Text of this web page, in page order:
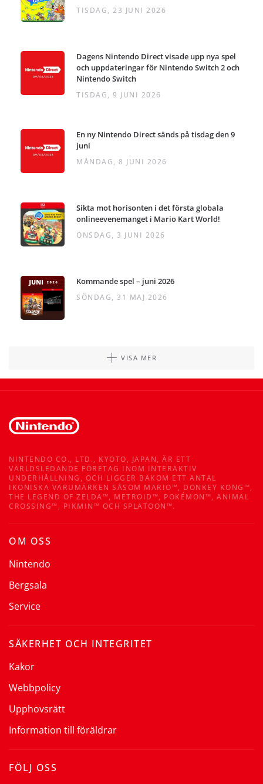
TISDAG, 23 JUNI 2026
Dagens Nintendo Direct visade upp nya spel
och uppdateringar för Nintendo Switch 2 och
Nintendo Switch
TISDAG, 9 JUNI 2026
En ny Nintendo Direct sänds på tisdag den 9
juni
MÅNDAG, 8 JUNI 2026
Sikta mot horisonten i det första globala
onlineevenemanget i Mario Kart World!
ONSDAG, 3 JUNI 2026
Kommande spel – juni 2026
SÖNDAG, 31 MAJ 2026
VISA MER
NINTENDO CO., LTD., KYOTO, JAPAN, ÄR ETT
VÄRLDSLEDANDE FÖRETAG INOM INTERAKTIV
UNDERHÅLLNING, OCH LIGGER BAKOM ETT ANTAL
IKONISKA VARUMÄRKEN SÅSOM MARIO™, DONKEY KONG™,
THE LEGEND OF ZELDA™, METROID™, POKÉMON™, ANIMAL
CROSSING™, PIKMIN™ OCH SPLATOON™.
OM OSS
Nintendo
Bergsala
Service
SÄKERHET OCH INTEGRITET
Kakor
Webbpolicy
Upphovsrätt
Information till föräldrar
FÖLJ OSS